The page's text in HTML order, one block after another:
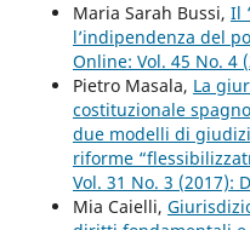
Maria Sarah Bussi, Il
l’indipendenza del
Online: Vol. 45 No. 4
Pietro Masala, La
costituzionale
due modelli di
riforme
Vol. 31 No. 3 (2017):
Mia Caielli,